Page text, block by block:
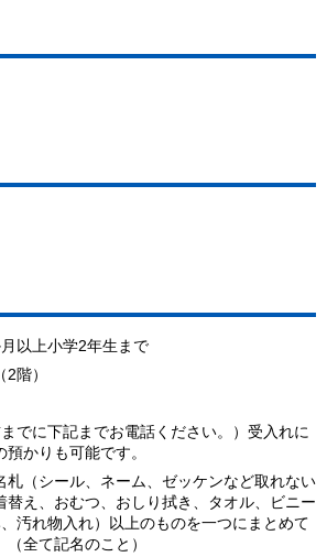
以上小学2年生まで
階）
でに下記までお電話ください。）受入れに
かりも可能です。
札（シール、ネーム、ゼッケンなど取れない
替え、おむつ、おしり拭き、タオル、ビニー
汚れ物入れ）以上のものを一つにまとめて
全て記名のこと）